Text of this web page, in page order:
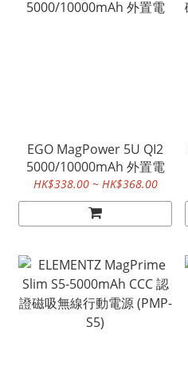
EGO MagPower 5U QI2
5000/10000mAh 外置電
HK$338.00 ~ HK$368.00